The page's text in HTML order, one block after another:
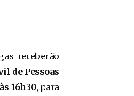
receberão
de Pessoas
16h30, para